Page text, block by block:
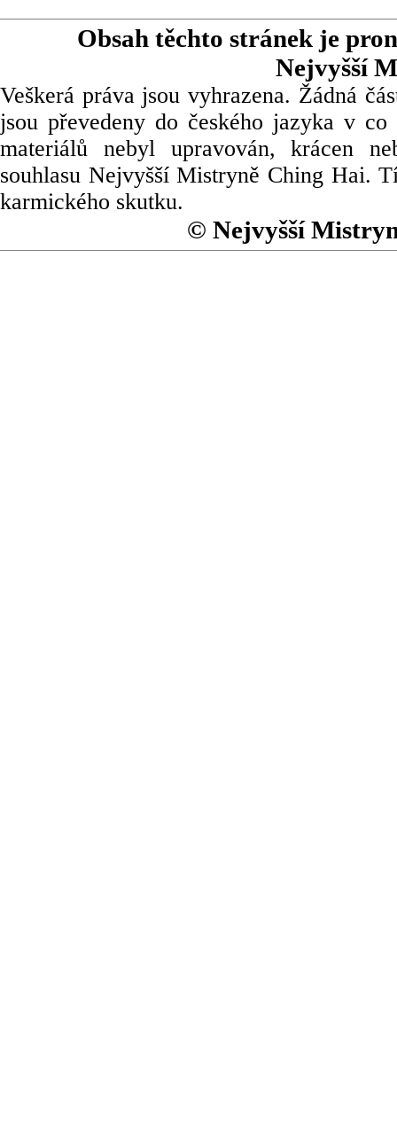
Obsah těchto stránek je
Nejvyšší
Veškerá práva jsou vyhrazena. Žádná
jsou převedeny do českého jazyka v
materiálů nebyl upravován, krácen
souhlasu Nejvyšší Mistryně Ching Hai.
karmického skutku.
© Nejvyšší